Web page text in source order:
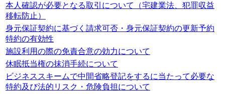
本人確認が必要となる取引について（宅建業法、犯罪収益
移転防止）
身元保証契約に基づく請求可否・身元保証契約の更新予約
特約の有効性
施設利用の際の免責合意の効力について
休眠抵当権の抹消手続について
ビジネススキームで中間省略登記をするに当たって必要な
特約及び法的リスク・危険負担について